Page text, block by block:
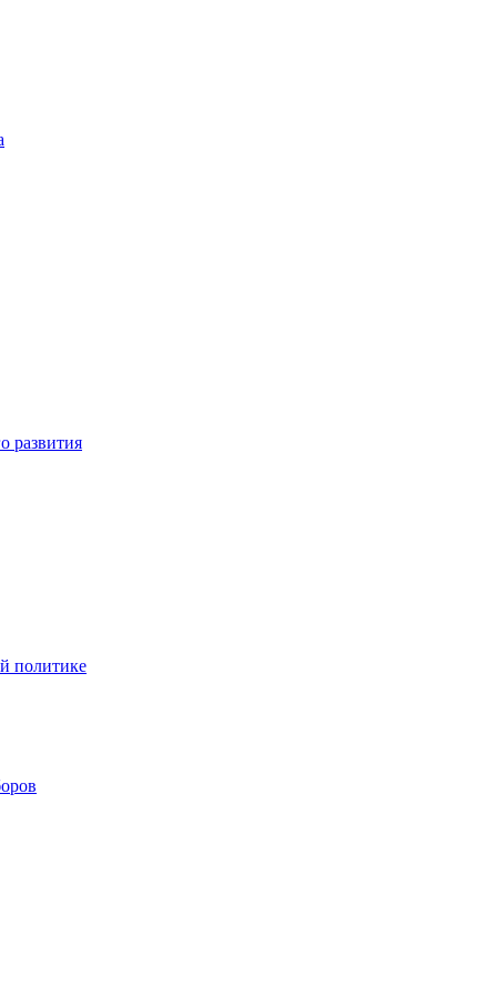
развития
политике